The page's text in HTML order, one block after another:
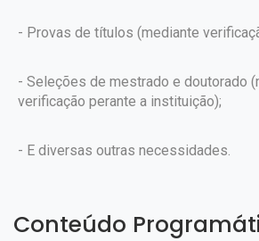
- Provas de títulos (mediante
- Seleções de mestrado e doutorado
verificação perante a instituição);
- E diversas outras necessidades.
Conteúdo